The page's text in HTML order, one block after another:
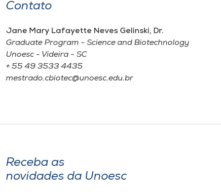
Contato
Jane Mary Lafayette Neves Gelinski, Dr.
Graduate Program - Science and Biotechnology
Unoesc - Videira - SC
+ 55 49 3533 4435
mestrado.cbiotec@unoesc.edu.br
Receba as
novidades da Unoesc